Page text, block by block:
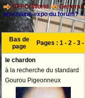
CFPOI World General
prochaine expo du forum?
Bas de
page
Pages : 1 - 2 - 3 -
le chardon
à la recherche du standard
Gourou Pigeonneux